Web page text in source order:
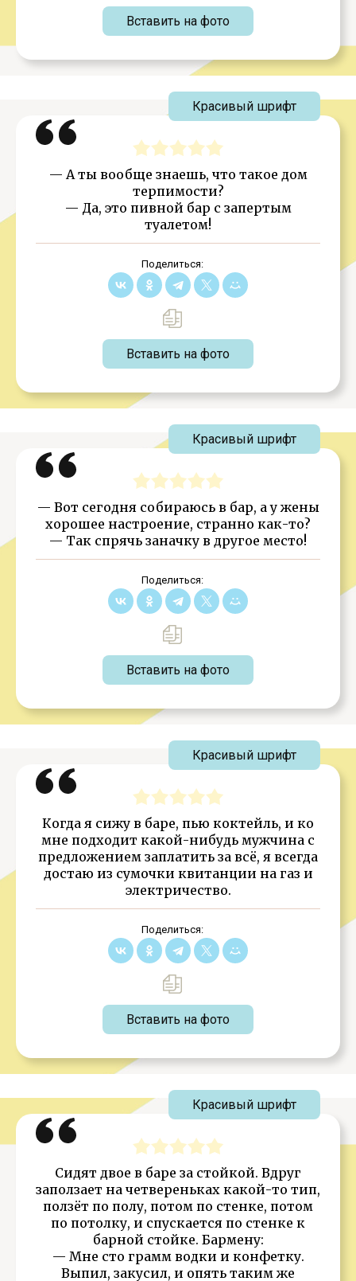
Вставить на фото
— А ты вообще знаешь, что такое дом
терпимости?
— Да, это пивной бар с запертым
туалетом!
Поделиться:
Вставить на фото
Красивый шрифт
— Вот сегодня собираюсь в бар, а у жены
хорошее настроение, странно как-то?
— Так спрячь заначку в другое место!
Поделиться:
Вставить на фото
Красивый шрифт
Когда я сижу в баре, пью коктейль, и ко
мне подходит какой-нибудь мужчина с
предложением заплатить за всё, я всегда
достаю из сумочки квитанции на газ и
электричество.
Поделиться:
Вставить на фото
Красивый шрифт
Сидят двое в баре за стойкой. Вдруг
заползает на четвереньках какой-то тип,
ползёт по полу, потом по стенке, потом
по потолку, и спускается по стенке к
барной стойке. Бармену:
— Мне сто грамм водки и конфетку.
Выпил, закусил, и опять таким же
Красивый шрифт